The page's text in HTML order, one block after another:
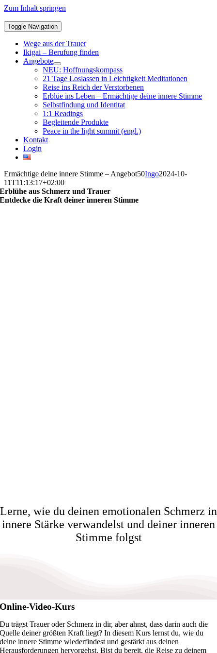
Zum Inhalt springen
Toggle Navigation
Wege aus der Trauer
Ikigai – Berufung finden
Angebote
NEU: Hoffnungskompass
21 Tage Loslassen in Leichtigkeit Meditationen
Reise ins Reich der Verstorbenen
Erblüe ins Leben – Ermächtige deine innere Stimme
Selbstfindung und Identitat
1:1 Readings
Begleitende Produkte
Peace in the light summit (engl.)
Kontakt
Login
Ermächtige deine innere Stimme – Angebot50Ingo2024-10-
11T11:13:17+02:00
Erblühe aus Schmerz und Trauer
Entdecke die Kraft deiner inneren Stimme
Lerne, wie du deinen emotionalen Schmerz in
innere Stärke verwandelst und deiner inneren
Stimme folgst
Online-Video-Kurs
Du trägst Trauer oder Schmerz in dir, aber ahnst, dass darin auch die
Quelle deiner größten Kraft liegt? In diesem Kurs lernst du, wie du
deine innere Stimme wiederfindest und gestärkt aus deinen
Herausforderungen hervorgehst. Bist du bereit, die Reise zu deinem